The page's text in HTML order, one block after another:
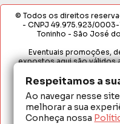
Respeitamos a
Ao navegar nesse
melhorar a sua
Conheça nossa
© Todos os direitos
- CNPJ 49.975.923/0003-
Toninho - São José
Eventuais promoções,
expostos aqui são válidos
Loja. É proibida a utilização
Em caso de divergência
Carrinho de Compras.
exclusivos para